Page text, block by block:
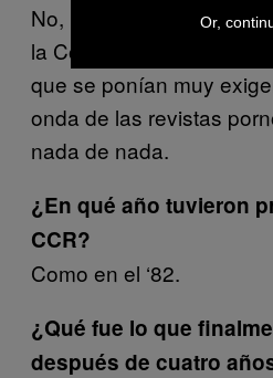
No, los que se
la Comisión Calificadora
que se ponían muy
onda de las revistas
nada de nada.
¿En qué año tuvieron
CCR?
Como en el ‘82.
¿Qué fue lo que
después de cuatro
Or,